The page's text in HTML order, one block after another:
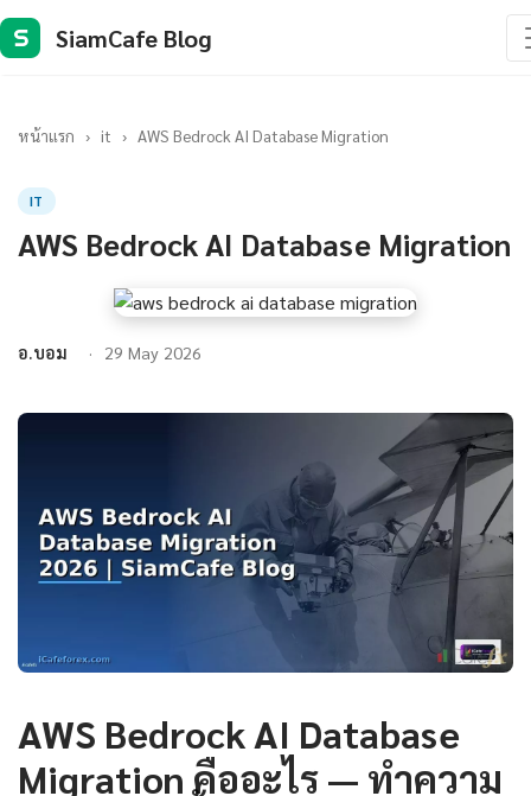
S SiamCafe Blog
หน้าแรก › it › AWS Bedrock AI Database Migration
IT
AWS Bedrock AI Database Migration
อ.บอม 29 May 2026
AWS Bedrock AI Database
Migration คืออะไร — ทำความ